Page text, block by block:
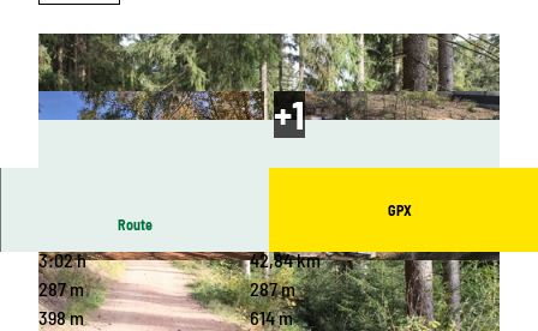
© Vanessa Schüppel, Greifensteinregion |
CC-BY-ND
© Vanessa Schüppel, Verein zur Entwicklung de
r Zwönitztal-Greifensteinregion e.V. |
CC-BY-ND
Route
GPX
3:02 h
42,84 km
287 m
287 m
398 m
614 m